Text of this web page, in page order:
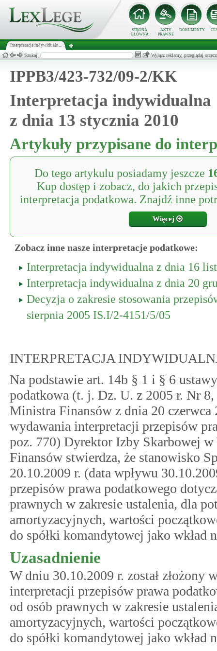
STRONA
GŁÓWNA
AKTY
PRAWNE
DOKUMENTY
Interpretacja indywidualn...
Szukaj: Wyłącz reklamy, przeglądaj
IPPB3/423-732/09-2/KK
Interpretacja indywidualna
z dnia 13 stycznia 2010
Artykuły przypisane do
Do tego artykulu posiadamy jeszcze
Kup dostęp i zobacz, do jakich
interpretacja podatkowa. Znajdź inne
Więcej
Zobacz inne nasze interpretacje podatkowe:
Interpretacja indywidualna z dnia 16
Interpretacja indywidualna z dnia 20
Decyzja o zakresie stosowania
sierpnia 2005 IS.I/2-4151/5/05
INTERPRETACJA
Na podstawie art. 14b § 1 i § 6
podatkowa (t. j. Dz. U. z 2005 r. Nr
Ministra Finansów z dnia 20
wydawania interpretacji przepisów
poz. 770) Dyrektor Izby Skarbowej
Finansów stwierdza, że stanowisko
20.10.2009 r. (data wpływu
przepisów prawa podatkowego
prawnych w zakresie ustalenia, dla
amortyzacyjnych, wartości
do spółki komandytowej jako wkład
Uzasadnienie
W dniu 30.10.2009 r. został złożony
interpretacji przepisów prawa
od osób prawnych w zakresie
amortyzacyjnych, wartości
do spółki komandytowej jako wkład